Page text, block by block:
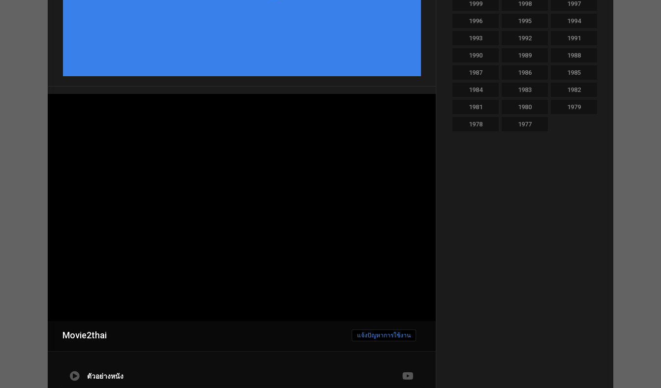
Movie2thai แจ้งปัญหาการใช้งาน
ตัวอย่างหนัง
1999 1998 1997
1996 1995 1994
1993 1992 1991
1990 1989 1988
1987 1986 1985
1984 1983 1982
1981 1980 1979
1978 1977